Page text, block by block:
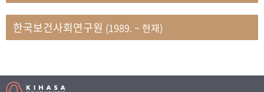
박인화
보건정책연구실
박재빈
연구부 인구역학담당실
변종화
보건정책연구실 건강증진팀
송건용
보건정책연구실
송태민
정보통계연구실 빅데이터연구센터
한국보건사회연구원 (1989. ~ 현재)